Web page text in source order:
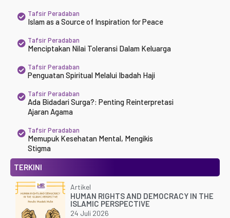
Tafsir Peradaban
Islam as a Source of Inspiration for Peace
Tafsir Peradaban
Menciptakan Nilai Toleransi Dalam Keluarga
Tafsir Peradaban
Penguatan Spiritual Melalui Ibadah Haji
Tafsir Peradaban
Ada Bidadari Surga?: Penting Reinterpretasi
Ajaran Agama
Tafsir Peradaban
Memupuk Kesehatan Mental, Mengikis
Stigma
TERKINI
Artikel
HUMAN RIGHTS AND DEMOCRACY IN THE
ISLAMIC PERSPECTIVE
24 Juli 2026